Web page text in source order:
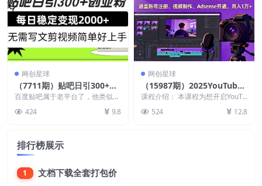
网创星球
（7711期）贴吧日引300+创
业粉日稳定2000+收益无需写
百度贴吧属于老平台了，他类似于
平台，在适合自己的圈...
424 9.8
网创星球
（15987期）2025YouTube
油管变现课：涵盖账号注册、
视频制作、Adsense开通，
月入1万+
课程介绍： 本课程为想开启YouTu
基础到变现全...
524 12.8
排行榜展示
1 文档下载全套打包价